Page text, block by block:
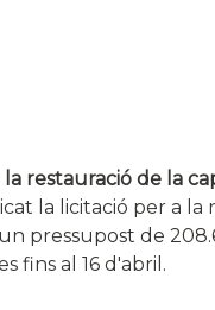
restauració de la
la licitació per a la
pressupost de
fins al 16 d'abril.